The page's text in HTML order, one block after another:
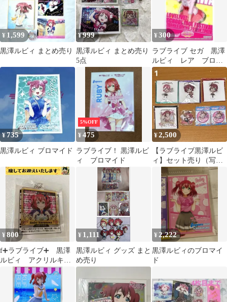
¥ 1,599
黒澤ルビィ まとめ売り
¥999
黒澤ルビィ まとめ売り
5点
¥300
ラブライブ セガ 黒澤
ルビィ レア ブロマ
イド プライズ キャ
ンペーン
¥735
黒澤ルビィ ブロマイド
5%OFF
¥475
ラブライブ！ 黒澤ルビ
ィ ブロマイド
¥2,500
【ラブライブ黒澤ルビ
ィ】セット売り（写真
複数枚有）
¥800
f➕ラブライブ➕ 黒澤
ルビィ アクリルキー
ホルダー
¥ 1,111
黒澤ルビィ グッズ まと
め売り
¥ 2,222
黒澤ルビィのブロマイ
ド